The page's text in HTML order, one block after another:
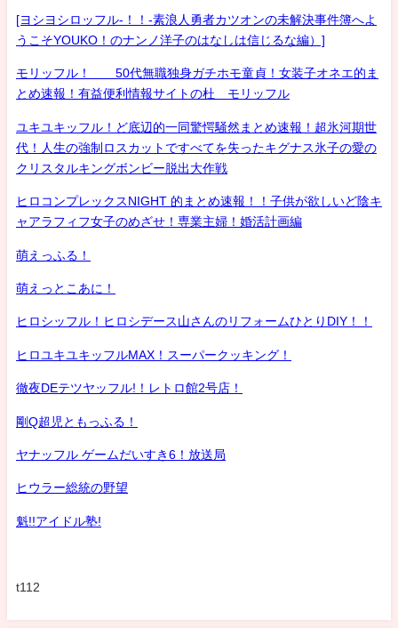
[ヨシヨシロッフル-！！-素浪人勇者カツオンの未解決事件簿へよ
うこそYOUKO！のナンノ洋子のはなしは信じるな編）]
モリッフル！ 50代無職独身ガチホモ童貞！女装子オネエ的ま
とめ速報！有益便利情報サイトの杜 モリッフル
ユキユキッフル！ど底辺的一同驚愕騒然まとめ速報！超氷河期世
代！人生の強制ロスカットですべてを失ったキグナス氷子の愛の
クリスタルキングボンビー脱出大作戦
ヒロコンプレックスNIGHT 的まとめ速報！！子供が欲しいど陰キ
ャアラフィフ女子のめざせ！専業主婦！婚活計画編
萌えっふる！
萌えっとこあに！
ヒロシッフル！ヒロシデース山さんのリフォームひとりDIY！！
ヒロユキユキッフルMAX！スーパークッキング！
徹夜DEテツヤッフル!！レトロ館2号店！
剛Q超児ともっふる！
ヤナッフル ゲームだいすき6！放送局
ヒウラー総統の野望
魁!!アイドル塾!
t112